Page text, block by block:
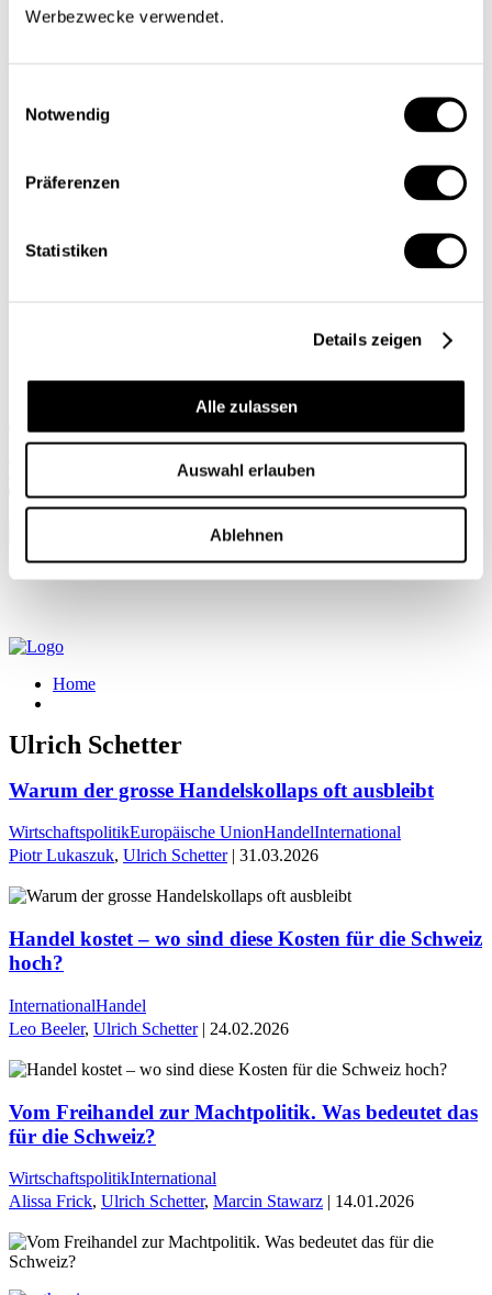
Werbezwecke verwendet.
Notwendig
Präferenzen
Statistiken
Details zeigen
Alle zulassen
Auswahl erlauben
Ablehnen
Einblick
Next Generation
Autorinnen und Autoren
Datenschutz/Rechtliches
Mein Profil
Home
Ulrich Schetter
Warum der grosse Handelskollaps oft ausbleibt
WirtschaftspolitikEuropäische UnionHandelInternational
Piotr Lukaszuk, Ulrich Schetter| 31.03.2026
Handel kostet – wo sind diese Kosten für die Schweiz
hoch?
InternationalHandel
Leo Beeler, Ulrich Schetter| 24.02.2026
Vom Freihandel zur Machtpolitik. Was bedeutet das
für die Schweiz?
WirtschaftspolitikInternational
Alissa Frick, Ulrich Schetter, Marcin Stawarz | 14.01.2026